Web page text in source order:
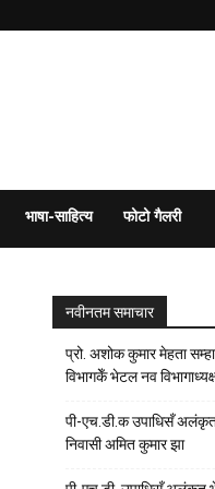
भाषा-साहित्य फोटो गैलरी
नवीनतम समाचार
प्रो. अशोक कुमार मेहता
विभागकेँ भेटल नव
पी-एच.डी.क उपाधिसँ
निवासी अमित कुमार झा